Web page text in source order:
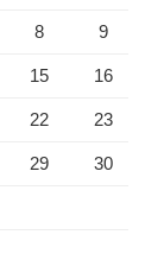
8 9
15 16
22 23
29 30